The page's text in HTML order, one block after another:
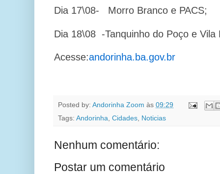
Dia 17\08- Morro Branco e PACS;
Dia 18\08 -Tanquinho do Poço e Vila
Acesse:andorinha.ba.gov.br
Posted by: Andorinha Zoom às 09:29
Tags: Andorinha Cidades Noticias
Nenhum comentário:
Postar um comentário